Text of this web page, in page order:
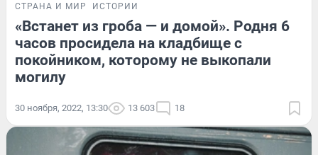
СТРАНА И МИР ИСТОРИИ
«Встанет из гроба — и домой». Родня 6
часов просидела на кладбище с
покойником, которому не выкопали
могилу
30 ноября, 2022, 13:30 13 603 18